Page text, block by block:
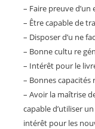
– Faire preuve
– Être capable de
– Disposer d’u ne
– Bonne cultu re
– Intérêt pour le
– Bonnes capacités
– Avoir la maîtrise
capable d’utiliser
intérêt pour les